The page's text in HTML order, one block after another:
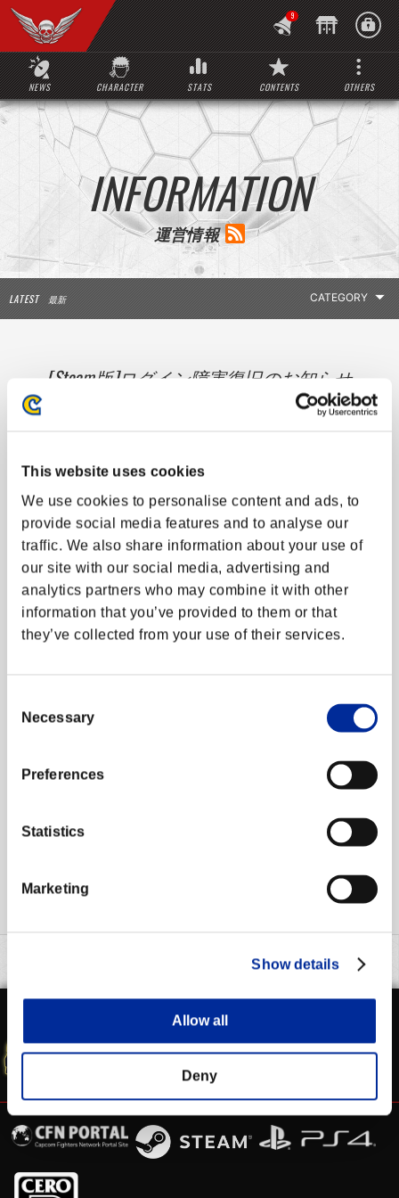
This website uses cookies
We use cookies to personalise content and ads, to
provide social media features and to analyse our
traffic. We also share information about your use of
our site with our social media, advertising and
analytics partners who may combine it with other
information that you’ve provided to them or that
they’ve collected from your use of their services.
Selection
Necessary
Preferences
Statistics
Marketing
Show details
Allow all
Deny
NEWS CHARACTER STATS CONTENTS OTHERS
9
INFORMATION
運営情報
LATEST 最新
お知らせ
アップデート
サイト更新情報
障害情報
[Steam版]ログイン障害復旧のお知らせ
下記日時におきまして、ゲームにログインできない
障害が発生しておりました。
現在は正常にログインすることができます。
■障害発生日時
2023年10月9日 9時頃 ～ 10月10日 11:50時頃まで
皆様にはご迷惑おかけしまして、大変申し訳ござい
WEBマニュアル